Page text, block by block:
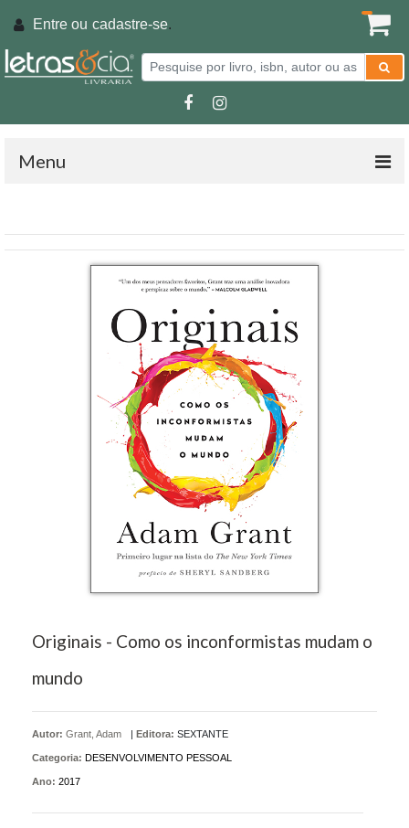
Entre ou cadastre-se.
Menu
Originais - Como os inconformistas mudam o
mundo
Autor: Grant, Adam | Editora: SEXTANTE
Categoria: DESENVOLVIMENTO PESSOAL
Ano: 2017